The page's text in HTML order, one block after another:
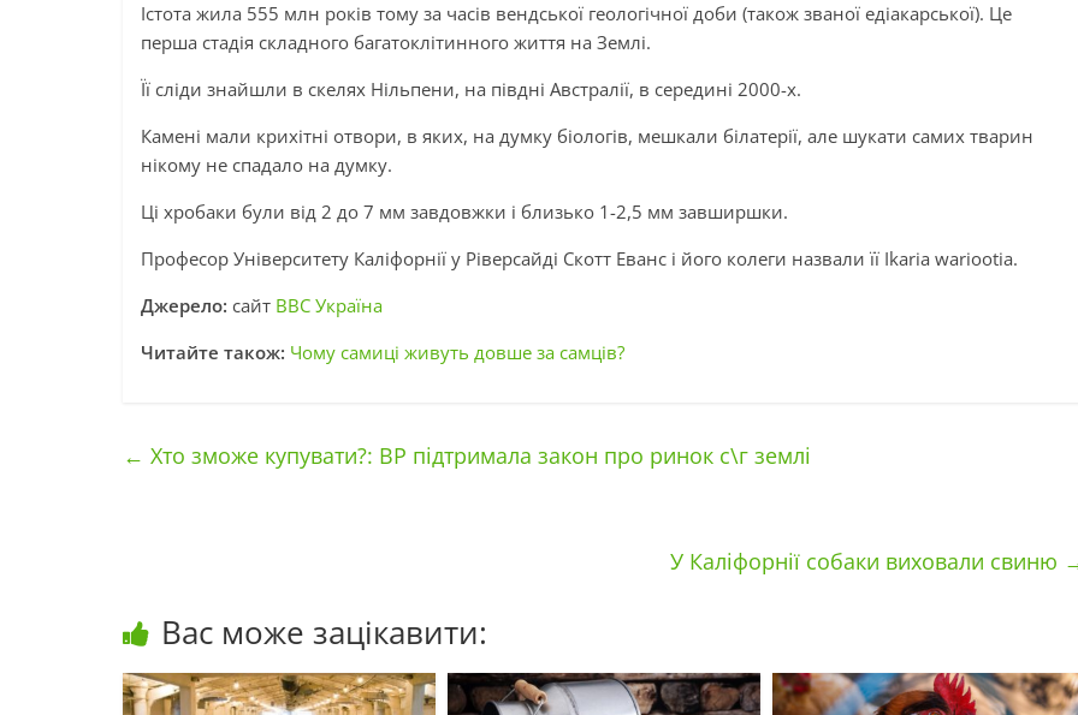
Істота жила 555 млн років тому за часів вендської геологічної доби (також званої едіакарської). Це
перша стадія складного багатоклітинного життя на Землі.
Її сліди знайшли в скелях Нільпени, на півдні Австралії, в середині 2000-х.
Камені мали крихітні отвори, в яких, на думку біологів, мешкали білатерії, але шукати самих тварин
нікому не спадало на думку.
Ці хробаки були від 2 до 7 мм завдовжки і близько 1-2,5 мм завширшки.
Професор Університету Каліфорнії у Ріверсайді Скотт Еванс і його колеги назвали її Ikaria wariootia.
Джерело: сайт BBC Україна
Читайте також: Чому самиці живуть довше за самців?
← Хто зможе купувати?: ВР підтримала закон про ринок с\г землі
У Каліфорнії собаки виховали свиню
Вас може зацікавити: